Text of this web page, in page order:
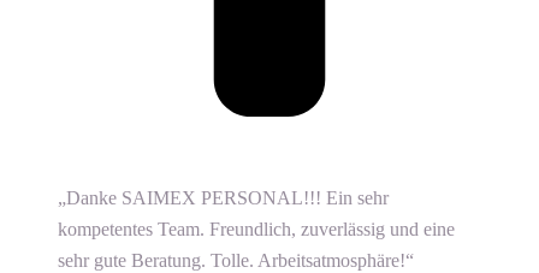
„Danke SAIMEX PERSONAL!!! Ein sehr
kompetentes Team. Freundlich, zuverlässig und eine
sehr gute Beratung. Tolle. Arbeitsatmosphäre!“